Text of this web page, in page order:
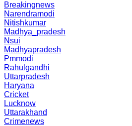
Breakingnews
Narendramodi
Nitishkumar
Madhya_pradesh
Nsui
Madhyapradesh
Pmmodi
Rahulgandhi
Uttarpradesh
Haryana
Cricket
Lucknow
Uttarakhand
Crimenews